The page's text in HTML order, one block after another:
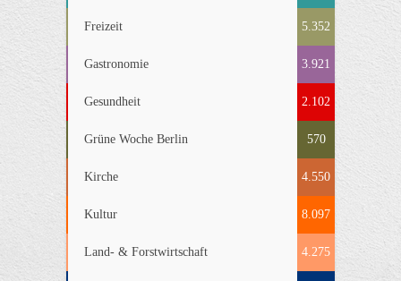
Freizeit 5.352
Gastronomie 3.921
Gesundheit 2.102
Grüne Woche Berlin 570
Kirche 4.550
Kultur 8.097
Land- & Forstwirtschaft 4.275